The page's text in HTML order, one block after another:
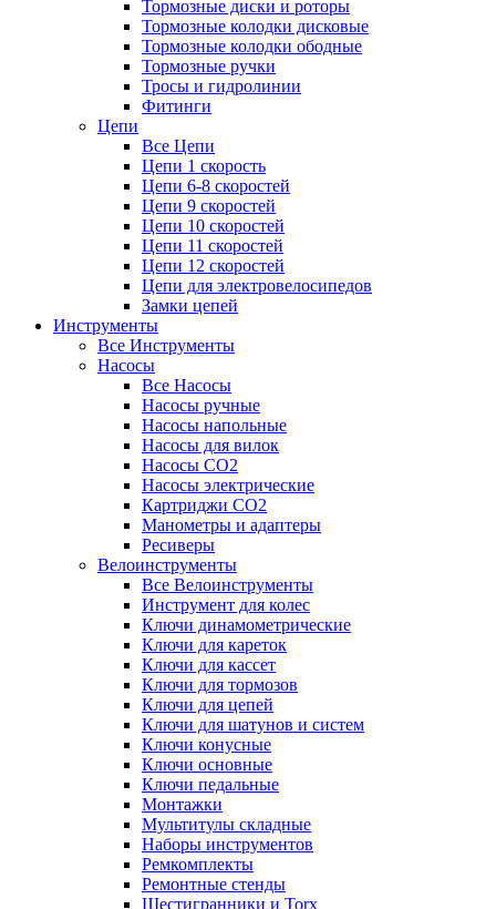
Тормозные диски и роторы
Тормозные колодки дисковые
Тормозные колодки ободные
Тормозные ручки
Тросы и гидролинии
Фитинги
Цепи
Все Цепи
Цепи 1 скорость
Цепи 6-8 скоростей
Цепи 9 скоростей
Цепи 10 скоростей
Цепи 11 скоростей
Цепи 12 скоростей
Цепи для электровелосипедов
Замки цепей
Инструменты
Все Инструменты
Насосы
Все Насосы
Насосы ручные
Насосы напольные
Насосы для вилок
Насосы CO2
Насосы электрические
Картриджи CO2
Манометры и адаптеры
Ресиверы
Велоинструменты
Все Велоинструменты
Инструмент для колес
Ключи динамометрические
Ключи для кареток
Ключи для кассет
Ключи для тормозов
Ключи для цепей
Ключи для шатунов и систем
Ключи конусные
Ключи основные
Ключи педальные
Монтажки
Мультитулы складные
Наборы инструментов
Ремкомплекты
Ремонтные стенды
Шестигранники и Torx